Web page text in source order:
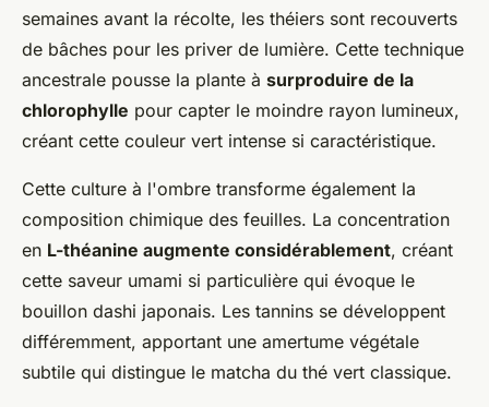
semaines avant la récolte, les théiers sont recouverts
de bâches pour les priver de lumière. Cette technique
ancestrale pousse la plante à surproduire de la
chlorophylle pour capter le moindre rayon lumineux,
créant cette couleur vert intense si caractéristique.
Cette culture à l'ombre transforme également la
composition chimique des feuilles. La concentration
en L-théanine augmente considérablement, créant
cette saveur umami si particulière qui évoque le
bouillon dashi japonais. Les tannins se développent
différemment, apportant une amertume végétale
subtile qui distingue le matcha du thé vert classique.